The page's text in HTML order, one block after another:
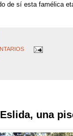
de sí esta famélica
una